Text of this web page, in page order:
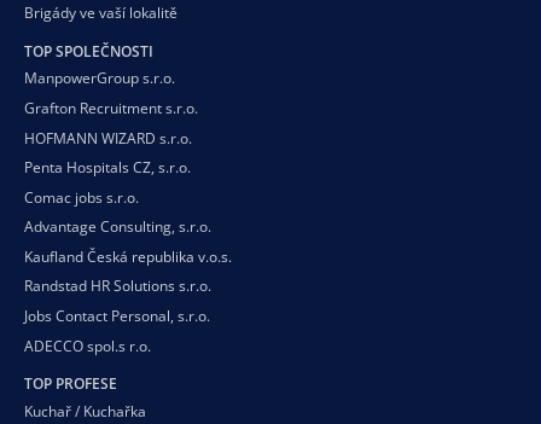
Brigády ve vaší lokalitě
TOP SPOLEČNOSTI
ManpowerGroup s.r.o.
Grafton Recruitment s.r.o.
HOFMANN WIZARD s.r.o.
Penta Hospitals CZ, s.r.o.
Comac jobs s.r.o.
Advantage Consulting, s.r.o.
Kaufland Česká republika v.o.s.
Randstad HR Solutions s.r.o.
Jobs Contact Personal, s.r.o.
ADECCO spol.s r.o.
TOP PROFESE
Kuchař / Kuchařka